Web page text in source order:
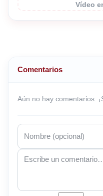
Vídeo
Comentarios
Aún no hay comentarios.